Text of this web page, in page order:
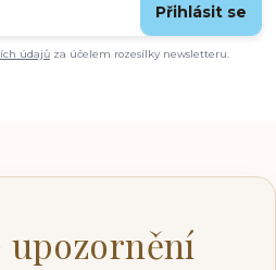
Přihlásit se
údajů za účelem rozesílky newsletteru.
upozornění